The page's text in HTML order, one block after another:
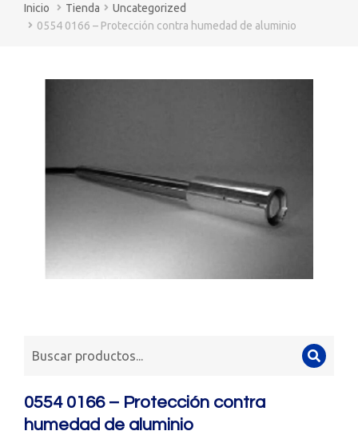
You are here:
Tienda
Uncategorized
0554 0166 – Protección contra humedad de aluminio
0554 0166 – Protección contra
humedad de aluminio